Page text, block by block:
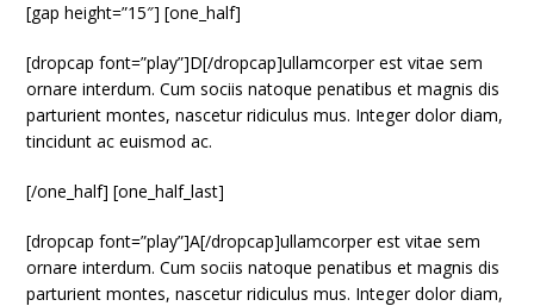
[gap height=”15″] [one_half]
[dropcap font=”play”]D[/dropcap]ullamcorper est vitae sem
ornare interdum. Cum sociis natoque penatibus et magnis dis
parturient montes, nascetur ridiculus mus. Integer dolor diam,
tincidunt ac euismod ac.
[/one_half] [one_half_last]
[dropcap font=”play”]A[/dropcap]ullamcorper est vitae sem
ornare interdum. Cum sociis natoque penatibus et magnis dis
parturient montes, nascetur ridiculus mus. Integer dolor diam,